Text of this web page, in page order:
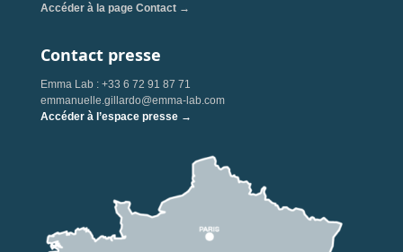
Accéder à la page Contact →
Contact presse
Emma Lab : +33 6 72 91 87 71
emmanuelle.gillardo@emma-lab.com
Accéder à l’espace presse →